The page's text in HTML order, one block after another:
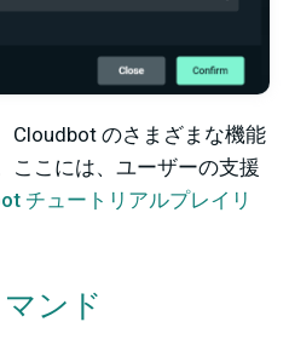
Cloudbot のさまざまな機能
ここには、ユーザーの支援
チュートリアルプレイリ
ンド